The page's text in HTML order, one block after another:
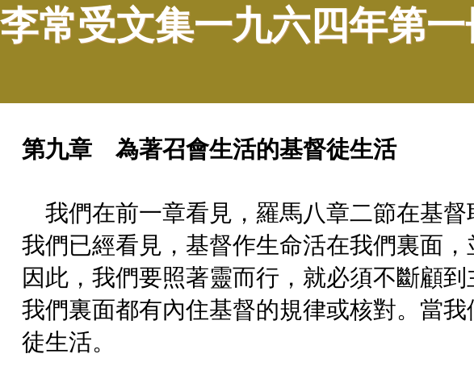
李常受文集一九六四年第
第九章 為著召會生活的基督徒生活
我們在前一章看見，羅馬八章二節在基
我們已經看見，基督作生命活在我們裏面
因此，我們要照著靈而行，就必須不斷顧
我們裏面都有內住基督的規律或核對。當
徒生活。